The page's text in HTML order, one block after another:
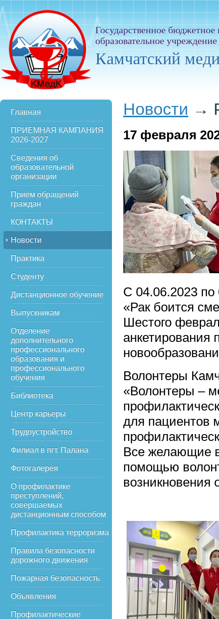
Государственное
образовательное
Камчатский
Главная
ПРИЕМНАЯ КАМПАНИЯ
2026-2027
Сведения об
образовательной
организации
Приём обращений
граждан
КОНТАКТЫ
Новости
Практика
Студенту
Дистанционное обучение
Выпускникам
Отделение
дополнительного
профессионального
образования и
профессионального
обучения
Библиотека
Центр карьеры
Трудоустройство
Филиал в пгт. Палана
Фотогалерея
О профилактике
преступлений,
совершаемых
дистанционным способом
Профилактика терроризма
Правила безопасности
дорожного движения
Пожарная безопасность
Объявления
Профилактические
Новости →
17 февраля
С 04.06.2023 по
«Рак боится
Шестого
анкетирования
Волонтеры
«Волонтеры –
для пациентов
Все желающие в
помощью
возникновения